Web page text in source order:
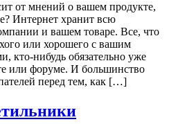
от мнений о вашем продукте,
Интернет хранит всю
и вашем товаре. Все, что
или хорошего с вашим
кто-нибудь обязательно уже
или форуме. И большинство
перед тем, как […]